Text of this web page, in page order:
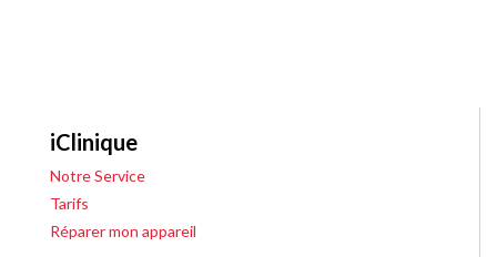
iClinique
Notre Service
Tarifs
Réparer mon appareil